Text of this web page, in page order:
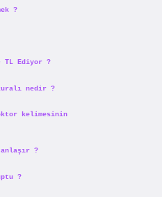
?
TL Ediyor ?
nedir ?
kelimesinin
?
?